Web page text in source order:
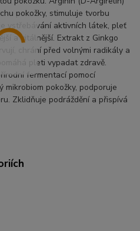
pokožky, stimuluje tvorbu
vstřebávání aktivních látek, pleť
a vitálnější. Extrakt z Ginkgo
chrání před volnými radikály a
pleti vypadat zdravě.
fermentací pomocí
mikrobiom pokožky, podporuje
Zklidňuje podráždění a přispívá